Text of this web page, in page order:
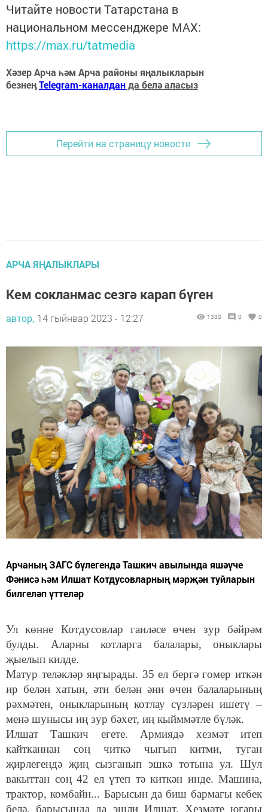
Читайте новости Татарстана в
национальном мессенджере MАХ:
https://max.ru/tatmedia
Хәзер Арча һәм Арча районы яңалыкларын
безнеңTelegram-каналданда белә аласыз
Перейти на страницу новости
АРЧА ЯҢАЛЫКЛАРЫ
Кем сокланмас сезгә карап бүген
автор, 14 гыйнвар 2023 - 12:27 1330 0 0
Арчаның ЗАГС бүлегендә Ташкич авылында яшәүче
Фәнисә һәм Илшат Котдусовларның мәрҗән туйларын
билгеләп үттеләр
Ул көнне Котдусовлар гаиләсе өчен зур бәйрәм
булды. Аларны котларга балалары, оныклары
җыелып килде.
Матур теләкләр яңгырады. 35 ел бергә гомер иткән
ир белән хатын, әти белән әни өчен балаларының
рәхмәтен, оныкларының котлау сүзләрен ишетү –
менә шунысы иң зур бәхет, иң кыйммәтле бүләк.
Илшат Ташкич егете. Армиядә хезмәт итеп
кайтканнан соң читкә чыгып китми, туган
җирлегендә җиң сызганып эшкә тотына ул. Шул
вакыттан соң 42 ел үтеп тә киткән инде. Машина,
трактор, комбайн... Барысын да биш бармагы кебек
белә, барысында да эшли Илшат. Хезмәте югары